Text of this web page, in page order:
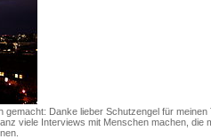
gemacht: Danke lieber Schutzengel für meinen
viele Interviews mit Menschen machen, die